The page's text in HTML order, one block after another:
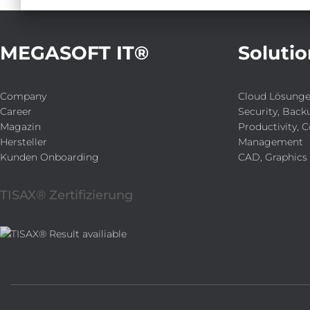
MEGASOFT IT®
Company
Career
Magazin
Hersteller
Kunden Onboarding
TISAX® Zertifizierung
Cloud
Security,
Productivity,
Management
CAD,